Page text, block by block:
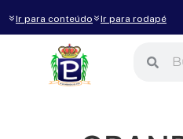
Ir para conteúdo Ir para rodapé